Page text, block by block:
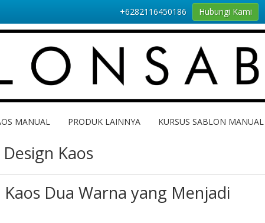
MANUAL PRODUK LAINNYA KURSUS SABLON MANUAL
Design Kaos
Kaos Dua Warna yang Menjadi
+6282116450186 Hubungi Kami